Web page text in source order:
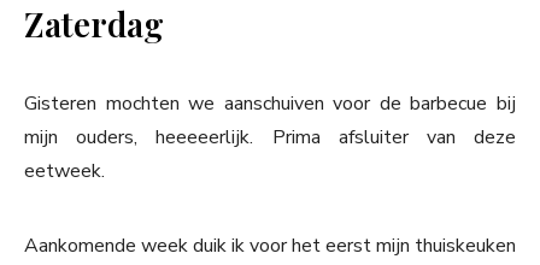
Zaterdag
Gisteren mochten we aanschuiven voor de barbecue bij
mijn ouders, heeeeerlijk. Prima afsluiter van deze
eetweek.
Aankomende week duik ik voor het eerst mijn thuiskeuken